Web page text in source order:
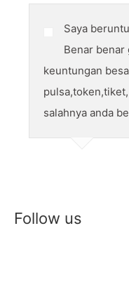
Saya
Benar benar
keuntungan
salahnya anda
Follow us